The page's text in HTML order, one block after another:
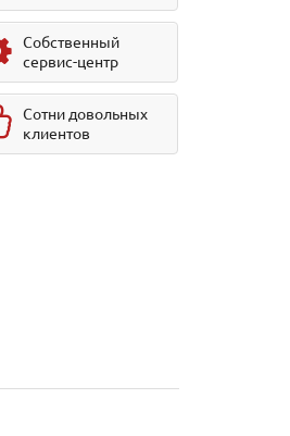
Собственный
сервис-центр
Сотни довольных
клиентов